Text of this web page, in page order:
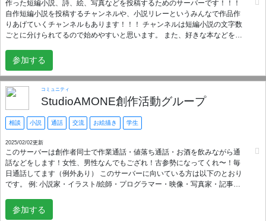
作った短編小説、詩、絵、写真などを投稿するためのサーバーです！！！
自作短編小説を投稿するチャンネルや、小説リレーというみんなで作品作
りあげていくチャンネルもあります！！！ チャンネルは短編小説の文字数
ごとに分けられてるので始めやすいと思います。 また、好きな本などを紹
るといいです。 あと落書きコーナーというものもあり、ここでは好き勝手
に落書きすることができます！！基本的に何でも書いて良いのです！！！
ROM専の方も大歓迎なのじゃあああ！！！！！！！！
参加する
コミュニティ
StudioAMONE創作活動グループ
相談 小説 通話 交流 お絵描き 学生
2025/02/02更新
このサーバーは創作者同士で作業通話・値落ち通話・お酒を飲みながら通
話などをします！女性、男性なんでもござれ！古参勢になってくれ〜！毎
日通話してます（例外あり） このサーバーに向いている方は以下のとおり
です。 例: 小説家・イラスト/絵師・プログラマー・映像・写真家・記事ラ
営面接/仮採用中の方 また、議論をすることもできます。科学・歴史・軍事
など様々なことを議論して創作者への提供を行います。一日に一度、News
参加する